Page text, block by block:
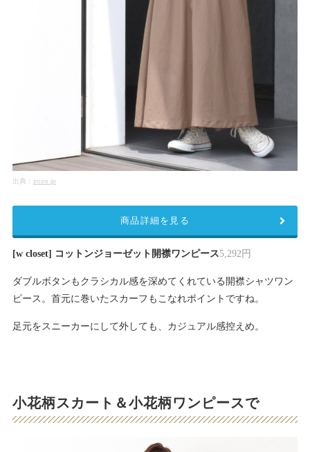
出典： zozo.jp
[w closet] コットンジョーゼット開襟ワンピース5,292円
ダブルボタンもクラシカル感を深めてくれている開襟シャツワン
ピース。首元に巻いたスカーフもこなれポイントですね。
足元をスニーカーにして外しても、カジュアル感控えめ。
商品詳細を見る
小花柄スカート＆小花柄ワンピースで